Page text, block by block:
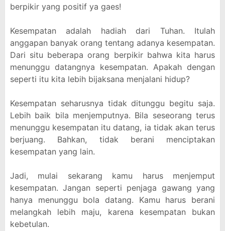
berpikir yang positif ya gaes!
Kesempatan adalah hadiah dari Tuhan. Itulah
anggapan banyak orang tentang adanya kesempatan.
Dari situ beberapa orang berpikir bahwa kita harus
menunggu datangnya kesempatan. Apakah dengan
seperti itu kita lebih bijaksana menjalani hidup?
Kesempatan seharusnya tidak ditunggu begitu saja.
Lebih baik bila menjemputnya. Bila seseorang terus
menunggu kesempatan itu datang, ia tidak akan terus
berjuang. Bahkan, tidak berani menciptakan
kesempatan yang lain.
Jadi, mulai sekarang kamu harus menjemput
kesempatan. Jangan seperti penjaga gawang yang
hanya menunggu bola datang. Kamu harus berani
melangkah lebih maju, karena kesempatan bukan
kebetulan.